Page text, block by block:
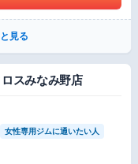
見る
スみなみ野店
女性専用ジムに通いたい人